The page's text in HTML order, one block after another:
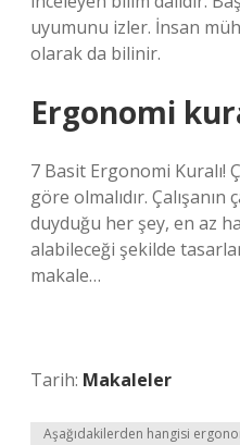
uyumunu izler. İnsan
olarak da bilinir.
Ergonomi
7 Basit Ergonomi Kuralı!
göre olmalıdır. Çalışanın
duyduğu her şey, en az
alabileceği şekilde
makale…
Tarih: Makaleler
Aşağıdakilerden hangisi